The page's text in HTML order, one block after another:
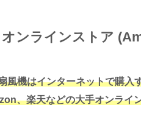
オンラインストア
風機はインターネットで購入
、楽天などの大手オンライ